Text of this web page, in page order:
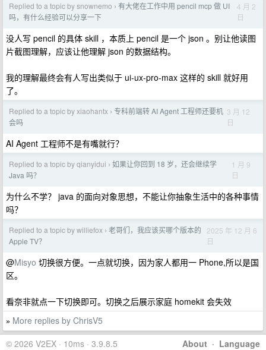
Replied to a topic by snownemo › 有大佬在工作中用 pencil mcp 做 UI
吗，有什么经验可以分享一下
4 月 2
日
没人写 pencil 的具体 skill ，本质上 pencil 是一个 json 。别让他读图
片截图理解，应该让他理解 json 的数据结构。
我的理解最终会有人写出类似于 ui-ux-pro-max 这样的 skill 就好用
了。
Replied to a topic by xiaohantx › 专科前端转 AI Agent 工程师还要机
会吗
3 月 12
日
AI Agent 工程师不是有嘴就行？
Replied to a topic by qianyidui › 如果让你回到 18 岁，还会继续学
Java 吗？
1 月 9
日
为什么不学？ java 的面向对象思想，不能让你抽象生活中的各种事情
吗？
Replied to a topic by williefox › 老哥们，我应该买哪个版本的
Apple TV？
2025 年 12 月 6
日
@Misyo 切换很方便。一点就切换，因为家人都用一 Phone,所以是国
区。
看奈非就点一下切换即可。切换之后展示家庭 homekit 会失效
» More replies by ChrisV5
About · Language
© 2026 V2EX · 10ms · 3.9.8.5